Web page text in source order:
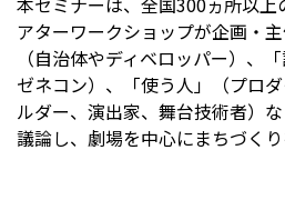
アターワークショップが企画・
（自治体やディベロッパー）、
ゼネコン）、「使う人」（プロ
ルダー、演出家、舞台技術者）
議論し、劇場を中心にまちづくり